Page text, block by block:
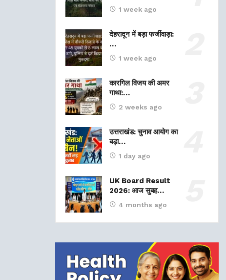
1 week ago
देहरादून में बड़ा फर्जीवाड़ा:
…
1 week ago
कारगिल विजय की अमर
गाथा:…
2 weeks ago
उत्तराखंड: चुनाव आयोग का
बड़ा…
1 day ago
UK Board Result
2026: आज सुबह…
4 months ago